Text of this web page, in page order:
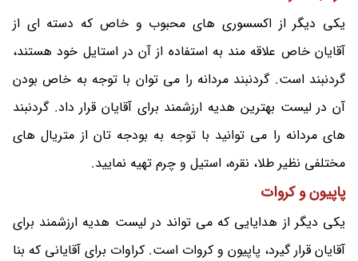
یکی دیگر از اکسسوری های محبوب و خاص که دسته ای از
آقایان خاص علاقه مند به استفاده از آن در استایل خود هستند،
گردنبند است. گردنبند مردانه را می توان با توجه به خاص بودن
آن در لیست بهترین هدیه ارزشمند برای آقایان قرار داد. گردنبند
های مردانه را می توانید با توجه به بودجه تان از متریال های
مختلفی نظیر طلا، نقره، استیل و چرم تهیه نمایید.
پاپیون و کروات
یکی دیگر از هدایایی که می تواند در لیست هدیه ارزشمند برای
آقایان قرار گیرد، پاپیون و کروات است. کراوات برای آقایانی که بنا